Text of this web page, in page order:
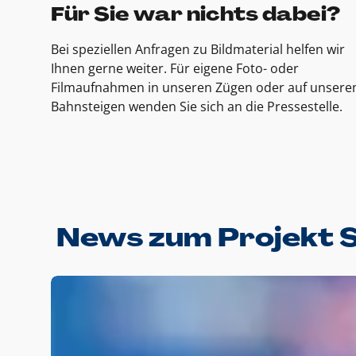
Für Sie war nichts dabei?
Bei speziellen Anfragen zu Bildmaterial helfen wir
Ihnen gerne weiter. Für eigene Foto- oder
Filmaufnahmen in unseren Zügen oder auf
Bahnsteigen wenden Sie sich an die Pressestelle.
News zum Projekt